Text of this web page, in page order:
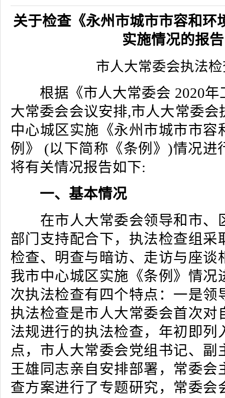
关于检查《永州市城市市容和环
实施情况的报告
市人大常委会执法
根据《市人大常委会 2020年
大常委会会议安排,市人大常委会
中心城区实施《永州市城市市容
例》 (以下简称《条例》)情况进
将有关情况报告如下:
一、基本情况
在市人大常委会领导和市、
部门支持配合下，执法检查组采
检查、明查与暗访、走访与座谈
我市中心城区实施《条例》情况
次执法检查有四个特点：一是领
执法检查是市人大常委会首次对
法规进行的执法检查，年初即列
点，市人大常委会党组书记、副
王雄同志亲自安排部署，常委会
查方案进行了专题研究，常委会